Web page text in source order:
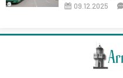
09.12.2025